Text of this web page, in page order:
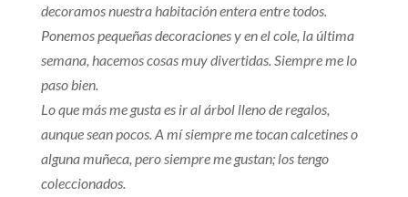
decoramos nuestra habitación entera entre todos.
Ponemos pequeñas decoraciones y en el cole, la última
semana, hacemos cosas muy divertidas. Siempre me lo
paso bien.
Lo que más me gusta es ir al árbol lleno de regalos,
aunque sean pocos. A mí siempre me tocan calcetines o
alguna muñeca, pero siempre me gustan; los tengo
coleccionados.